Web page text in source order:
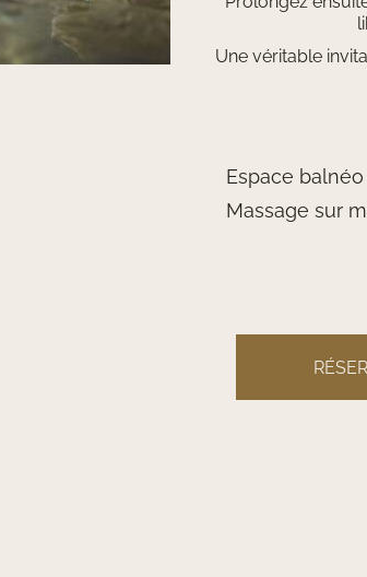
Une véritable
Espace balnéo
Massage sur